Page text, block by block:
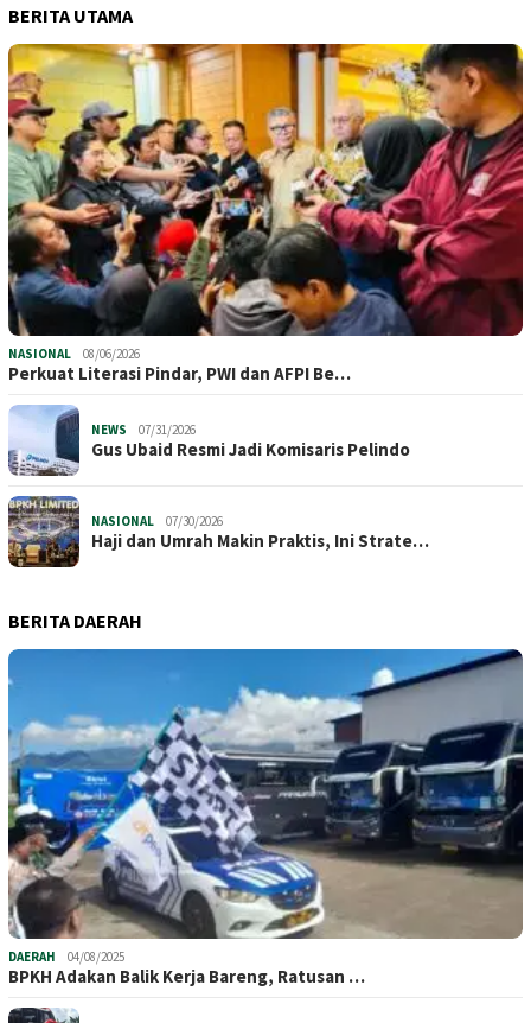
BERITA UTAMA
NASIONAL 08/06/2026
Perkuat Literasi Pindar, PWI dan AFPI Be…
NEWS 07/31/2026
​Gus Ubaid Resmi Jadi Komisaris Pelindo
NASIONAL 07/30/2026
Haji dan Umrah Makin Praktis, Ini Strate…
BERITA DAERAH
DAERAH 04/08/2025
BPKH Adakan Balik Kerja Bareng, Ratusan …